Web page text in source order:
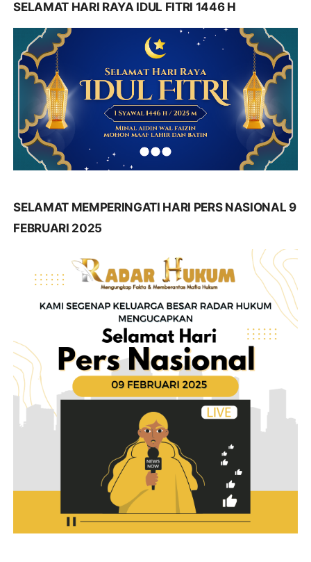
SELAMAT HARI RAYA IDUL FITRI 1446 H
SELAMAT MEMPERINGATI HARI PERS NASIONAL 9
FEBRUARI 2025